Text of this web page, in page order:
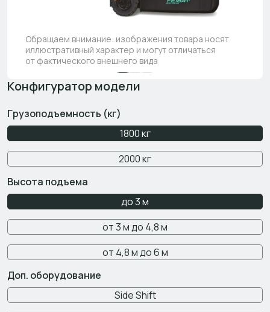
Обращаем внимание: изображения товара носят
иллюстративный характер и могут отличаться
от фактического внешнего вида
Конфигуратор модели
Грузоподъемность (кг)
1800 кг
2000 кг
Высота подъема
до 3 м
от 3 м до 4,8 м
от 4,8 м до 6 м
Доп. оборудование
Side Shift